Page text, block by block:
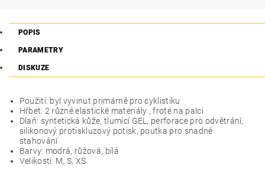
POPIS
PARAMETRY
DISKUZE
Použití: byl vyvinut primárně pro cyklistiku
Hřbet: 2 různé elastické materiály , froté na palci
Dlaň: syntetická kůže, tlumící GEL, perforace pro odvětrání,
silikonový protiskluzový potisk, poutka pro snadné
stahování
Barvy: modrá, růžová, bílá
Velikosti: M, S, XS